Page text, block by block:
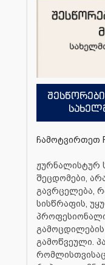
ჩამოტვირთეთ
ჟურნალისტურ
შეცდომები,
გავრცელება,
სისწრაფის,
გამოცდილების
გამოწვეული.